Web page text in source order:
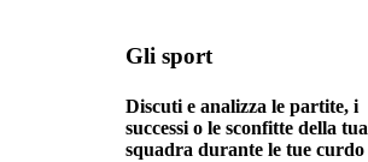
Gli sport
Discuti e analizza le partite, i
successi o le sconfitte della tua
squadra durante le tue curdo